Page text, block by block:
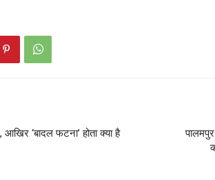
‘बादल फटना’ होता क्या है